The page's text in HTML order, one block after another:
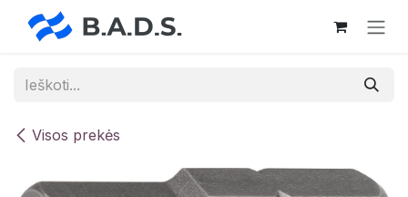
Skip to Content
Visos prekės